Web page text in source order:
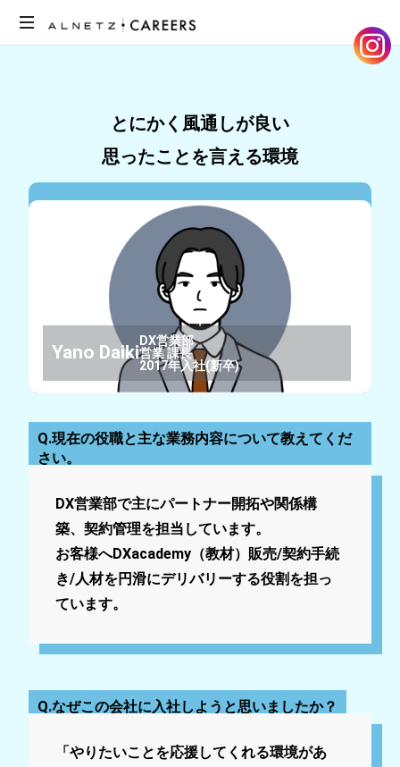
用
バ
の
介
を
に、
採
用
を
発
とにかく風通しが良い
思ったことを言える環境
Yano Daiki
DX営業部
営業課長
2017年入社(新卒)
Q.現在の役職と主な業務内容について教えてくだ
さい。
DX営業部で主にパートナー開拓や関係構
築、契約管理を担当しています。
お客様へDXacademy（教材）販売/契約手続
き/人材を円滑にデリバリーする役割を担っ
ています。
Q.なぜこの会社に入社しようと思いましたか？
「やりたいことを応援してくれる環境があ